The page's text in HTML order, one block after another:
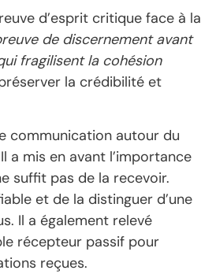
d’esprit critique face à la
de discernement avant
fragilisent la cohésion
la crédibilité et
communication autour du
Il a mis en avant l’importance
suffit pas de la recevoir.
et de la distinguer d’une
Il a également relevé
récepteur passif pour
reçues.